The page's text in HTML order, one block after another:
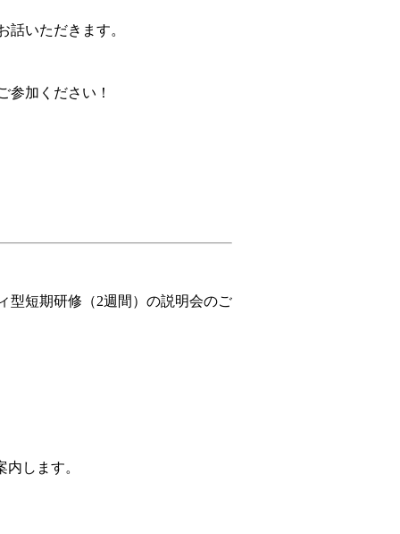
いただきます。
参加ください！
型短期研修（2週間）の説明会のご
します。